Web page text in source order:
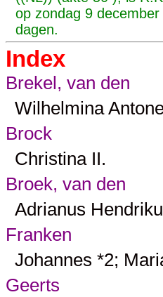
op zondag 9
dagen.
Index
Brekel, van den
Wilhelmina
Brock
Christina II.
Broek, van den
Adrianus
Franken
Johannes *2;
Geerts